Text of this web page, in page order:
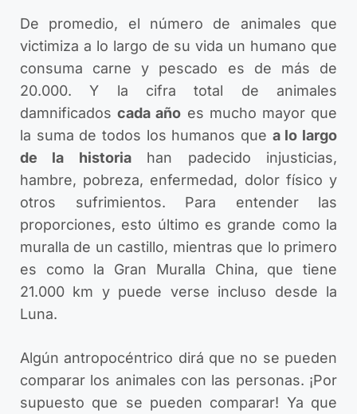
De promedio, el número de animales que
victimiza a lo largo de su vida un humano que
consuma carne y pescado es de más de
20.000. Y la cifra total de animales
damnificadoscada año es mucho mayor que
la suma de todos los humanos que a lo largo
de la historiahan padecido injusticias,
hambre, pobreza, enfermedad, dolor físico y
otros sufrimientos. Para entender las
proporciones, esto último es grande como la
muralla de un castillo, mientras que lo primero
es como la Gran Muralla China, que tiene
21.000 km y puede verse incluso desde la
Luna.
Algún antropocéntrico dirá que no se pueden
comparar los animales con las personas. ¡Por
supuesto que se pueden comparar! Ya que